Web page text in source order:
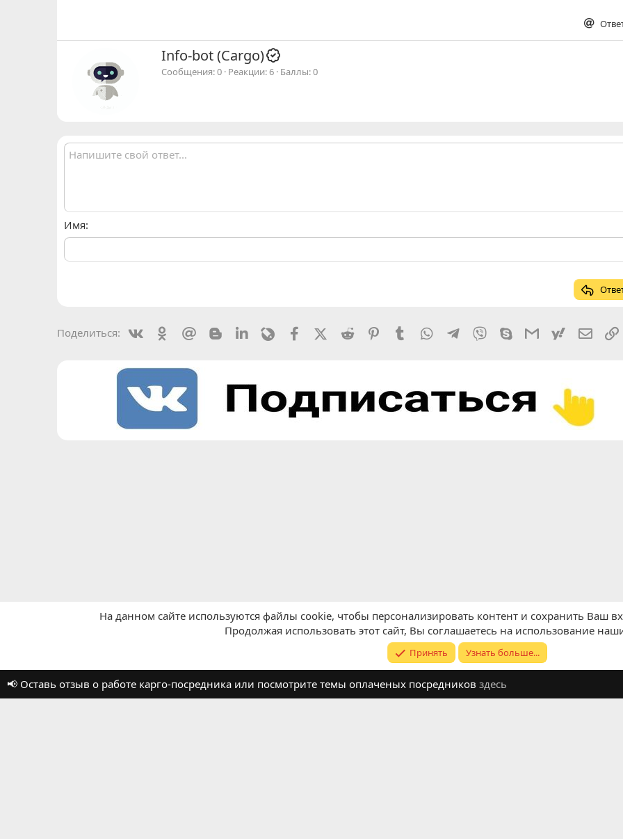
А
в
т
Info-bot (Cargo)
Сообщения 0 Реакции 6 Баллы 0
Имя
Поделиться: VkontakteOdnoklassniki
Mail.ru BloggerLinkedinLivejournalFacebookX (Twitter)
Reddit PinterestTumblr WhatsAppTelegram
Viber SkypeGmailyahoomail
Russian (RU) Обратная связь
На данном сайте используются файлы cookie, чтобы персонализировать контент и сохранить Ваш
Продолжая использовать этот сайт, Вы соглашаетесь на использование
Принять Узнать больше...
📢 Оставь отзыв о работе карго-посредника или посмотрите темы оплаченых посредников здесь